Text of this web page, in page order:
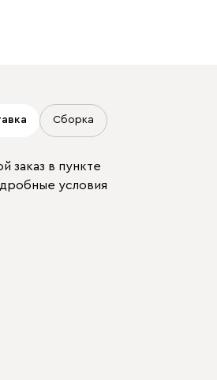
Сборка
заказ в пункте
условия